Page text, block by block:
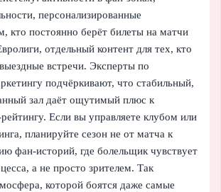
персонализированные
кто постоянно берёт билеты на матчи
отдельный контент для тех, кто
встречи. Эксперты по
подчёркивают, что стабильный,
зал даёт ощутимый плюс к
Если вы управляете клубом или
планируйте сезон не от матча к
фан-историй, где болельщик чувствует
а не просто зрителем. Так
которой боятся даже самые